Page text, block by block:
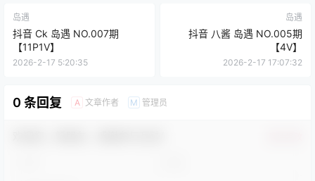
岛遇
抖音 Ck 岛遇 NO.007期
【11P1V】
2026-2-17 5:20:35
岛遇
抖音 八酱 岛遇 NO.005期
【4V】
2026-2-17 17:07:32
0 条回复 A 文章作者 M 管理员